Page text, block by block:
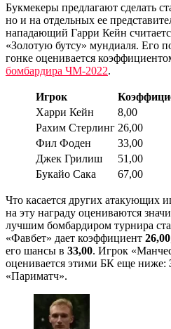
Букмекеры предлагают сделать
но и на отдельных ее
нападающий Гарри Кейн
«Золотую бутсу» мундиаля. Его
гонке оценивается
бомбардира ЧМ-2022.
Игрок
Харри Кейн
8,00
Рахим Стерлинг 26,00
Фил Фоден
33,00
Джек Грилиш
51,00
Букайо Сака
67,00
Что касается других атакующих
на эту награду оцениваются
лучшим бомбардиром турнира
«Фавбет» дает коэффициент 26,00
его шансы в 33,00. Игрок
оценивается этими БК еще ниже:
«Париматч».